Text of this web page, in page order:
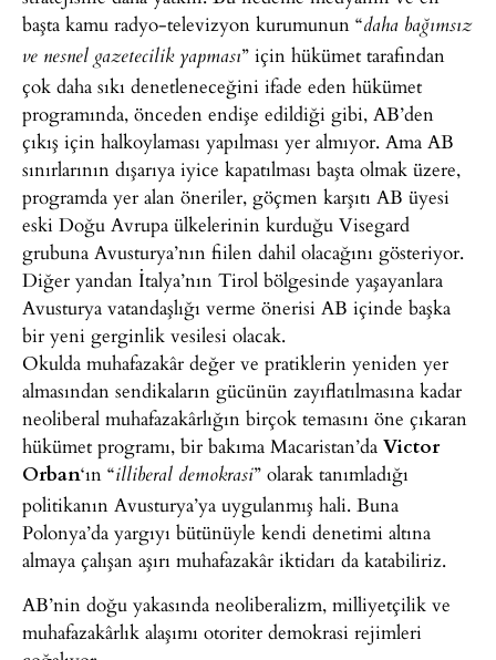
başta kamu radyo-televizyon kurumunun “daha bağımsız
ve nesnel gazetecilik yapması” için hükümet tarafından
çok daha sıkı denetleneceğini ifade eden hükümet
programında, önceden endişe edildiği gibi, AB’den
çıkış için halkoylaması yapılması yer almıyor. Ama AB
sınırlarının dışarıya iyice kapatılması başta olmak üzere,
programda yer alan öneriler, göçmen karşıtı AB üyesi
eski Doğu Avrupa ülkelerinin kurduğu Visegard
grubuna Avusturya’nın fiilen dahil olacağını gösteriyor.
Diğer yandan İtalya’nın Tirol bölgesinde yaşayanlara
Avusturya vatandaşlığı verme önerisi AB içinde başka
bir yeni gerginlik vesilesi olacak.
Okulda muhafazakâr değer ve pratiklerin yeniden yer
almasından sendikaların gücünün zayıflatılmasına kadar
neoliberal muhafazakârlığın birçok temasını öne çıkaran
hükümet programı, bir bakıma Macaristan’da Victor
Orban‘ın “illiberal demokrasi” olarak tanımladığı
politikanın Avusturya’ya uygulanmış hali. Buna
Polonya’da yargıyı bütünüyle kendi denetimi altına
almaya çalışan aşırı muhafazakâr iktidarı da katabiliriz.
AB’nin doğu yakasında neoliberalizm, milliyetçilik ve
muhafazakârlık alaşımı otoriter demokrasi rejimleri